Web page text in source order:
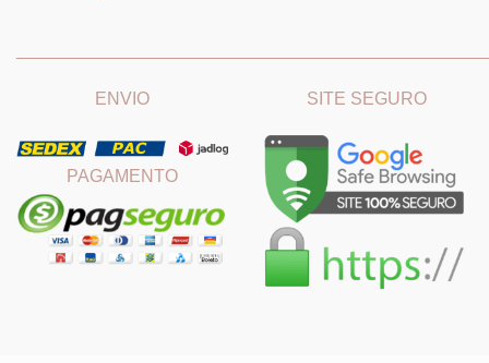
ENVIO
PAGAMENTO
SITE SEGURO